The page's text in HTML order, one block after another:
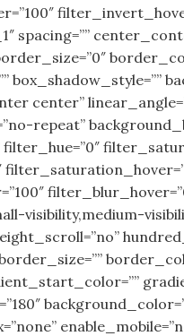
spacing=””
box_shadow_style=””
center”
repeat”
visibility,medium-